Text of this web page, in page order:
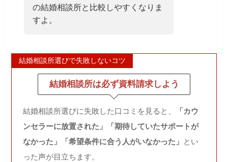
の結婚相談所と比較しやすくなりま
すよ。
結婚相談所選びで失敗しないコツ
結婚相談所は必ず資料請求しよう
結婚相談所選びに失敗した口コミを見ると、
「カウ
ンセラーに放置された」「期待していたサポートが
なかった」「希望条件に合う人がいなかった」 とい
った声が目立ちます。